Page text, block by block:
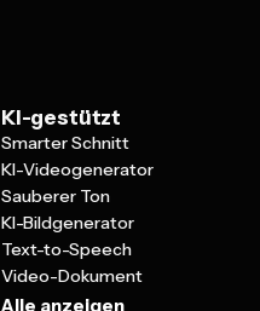
Smarter Schnitt
KI-Videogenerator
Sauberer Ton
KI-Bildgenerator
Text-to-Speech
Video-Dokument
Alle anzeigen